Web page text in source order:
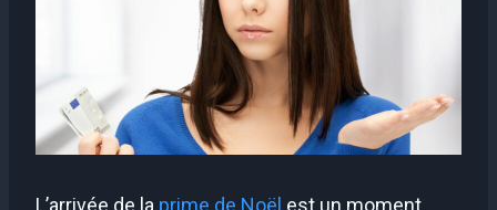
L’arrivée de la prime de Noël est un moment